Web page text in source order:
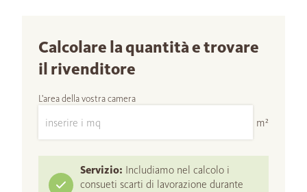
Calcolare la quantità e trovare
il rivenditore
L'area della vostra camera
m²
Servizio: Includiamo nel calcolo i
consueti scarti di lavorazione durante